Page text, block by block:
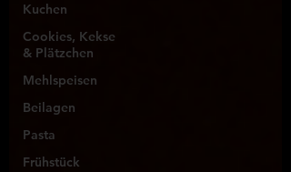
Kuchen
Cookies, Kekse
& Plätzchen
Mehlspeisen
Beilagen
Pasta
Frühstück